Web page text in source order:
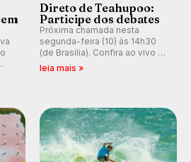
Direto de Teahupoo:
Participe dos debates
Próxima chamada nesta
segunda-feira (10) às 14h30
(de Brasília). Confira ao vivo o
Outerknown Tahiti Pro 2026 e
leia mais »